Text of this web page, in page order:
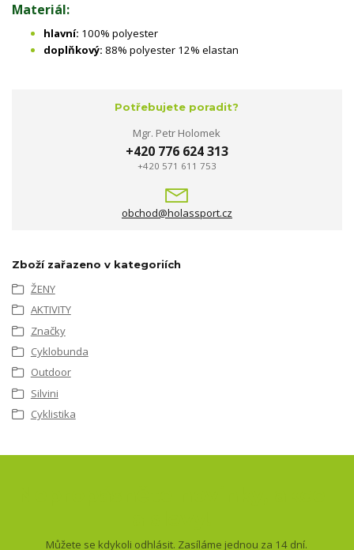
Materiál:
hlavní: 100% polyester
doplňkový: 88% polyester 12% elastan
Potřebujete poradit?
Mgr. Petr Holomek
+420 776 624 313
+420 571 611 753
obchod@holassport.cz
Zboží zařazeno v kategoriích
ŽENY
AKTIVITY
Značky
Cyklobunda
Outdoor
Silvini
Cyklistika
Můžete se kdykoli odhlásit. Zasíláme jednou za 14 dní.